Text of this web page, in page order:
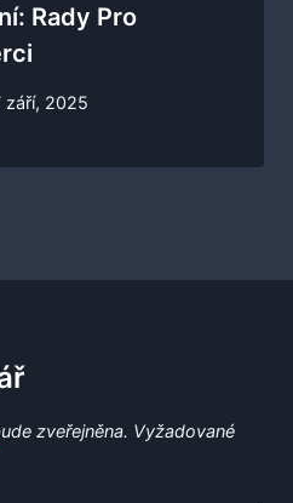
Rady Pro
září, 2025
zveřejněna. Vyžadované